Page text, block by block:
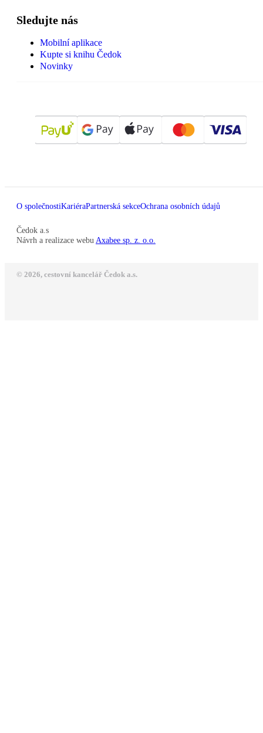
Sledujte nás
Mobilní aplikace
Kupte si knihu Čedok
Novinky
O společnostiKariéraPartnerská sekceOchrana osobních údajů
Čedok a.s
Návrh a realizace webu Axabee sp. z. o.o.
© 2026, cestovní kancelář Čedok a.s.